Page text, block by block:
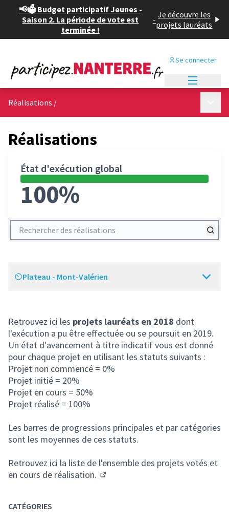
📢🗳️ Budget participatif Jeunes -
Saison 2. La période de vote est
terminée !
- Je découvre les
projets lauréats
Se connecter
Réalisations /
Réalisations
État d'exécution global
100%
Rechercher des réalisations
Scope
Plateau - Mont-Valérien
Retrouvez ici les projets lauréats en 2018 dont
l'exécution a pu être effectuée ou se poursuit en 2019.
Un état d'avancement à titre indicatif vous est donné
pour chaque projet en utilisant les statuts suivants :
Projet non commencé = 0%
Projet initié = 20%
Projet en cours = 50%
Projet réalisé = 100%
Les barres de progressions principales et par catégories
sont les moyennes de ces statuts.
Retrouvez ici la liste de l'ensemble des projets votés et
en cours de réalisation.
CATÉGORIES